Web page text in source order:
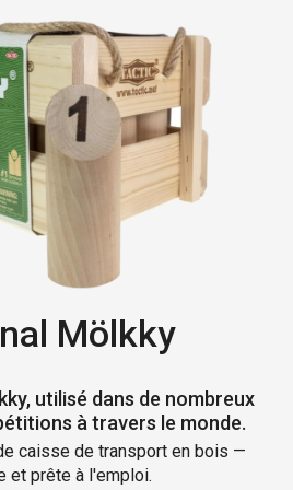
Mölkky
utilisé dans de nombreux
à travers le monde.
caisse de transport en bois —
et prête à l'emploi.